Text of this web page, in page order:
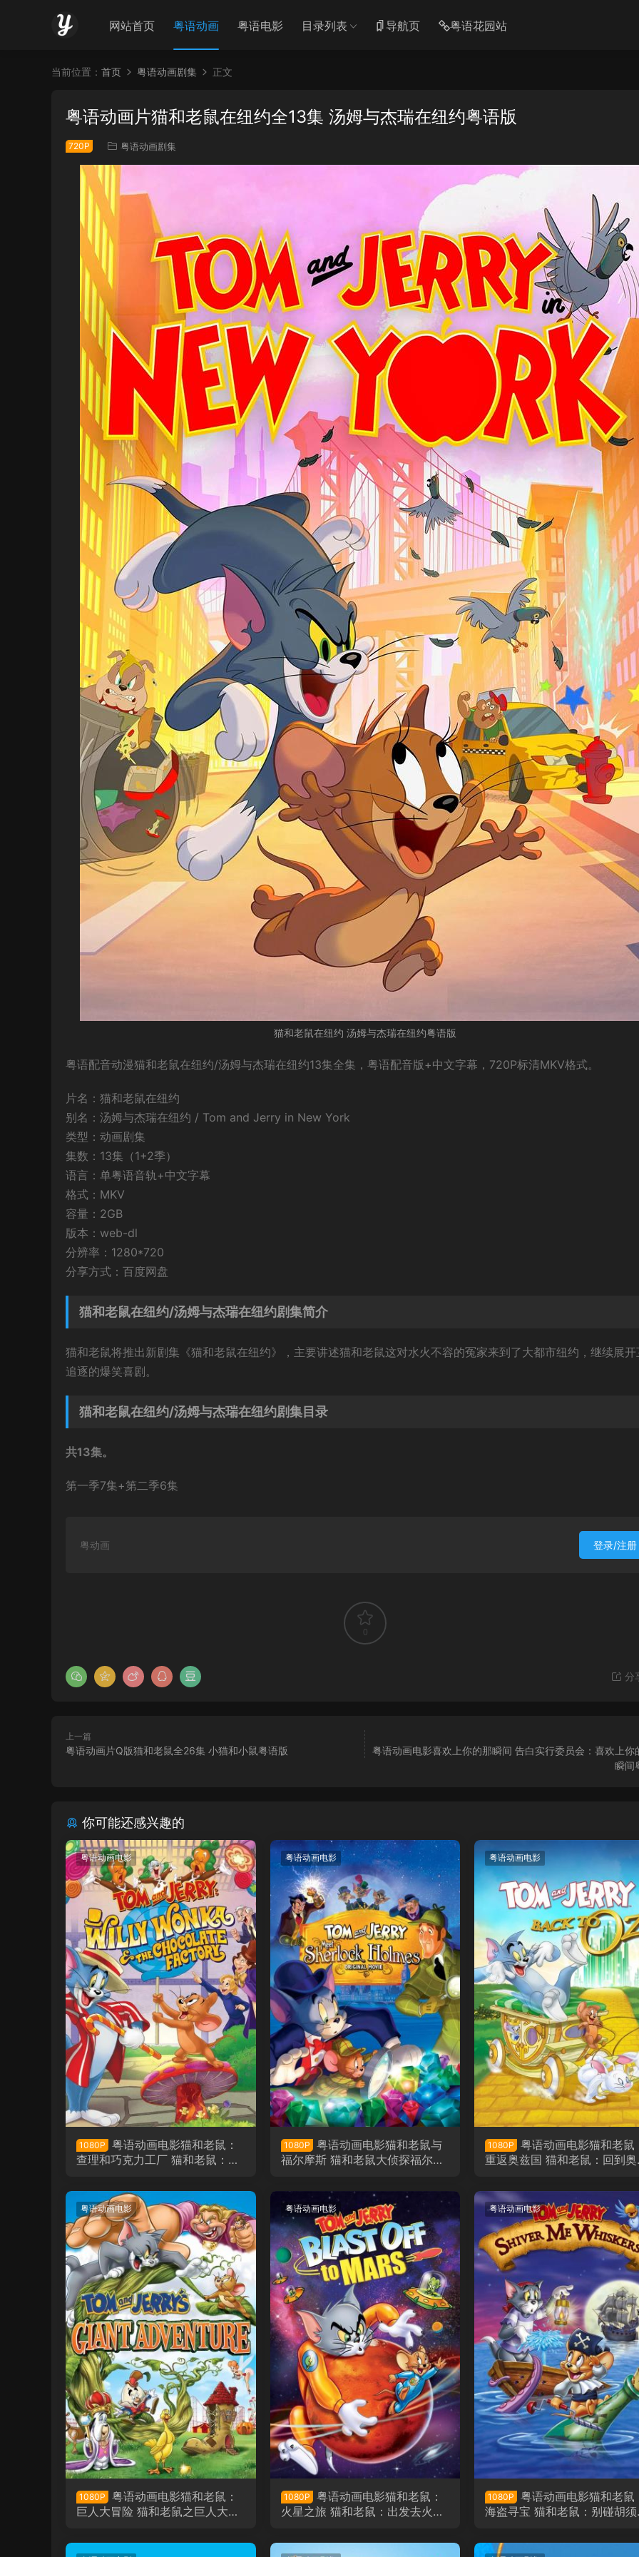
网站首页 粤语动画 粤语电影 目录列表 导航页 粤语花园站
当前位置： 首页 粤语动画剧集 正文
粤语动画片猫和老鼠在纽约全13集 汤姆与杰瑞在纽约粤语版
720P 粤语动画剧集
猫和老鼠在纽约 汤姆与杰瑞在纽约粤语版
粤语配音动漫猫和老鼠在纽约/汤姆与杰瑞在纽约13集全集，粤语配音版+中文字幕，720P标清MKV格式。
片名：猫和老鼠在纽约
别名：汤姆与杰瑞在纽约 / Tom and Jerry in New York
类型：动画剧集
集数：13集（1+2季）
语言：单粤语音轨+中文字幕
格式：MKV
容量：2GB
版本：web-dl
分辨率：1280*720
分享方式：百度网盘
猫和老鼠在纽约/汤姆与杰瑞在纽约剧集简介
猫和老鼠将推出新剧集《猫和老鼠在纽约》，主要讲述猫和老鼠这对水火不容的冤家来到了大都市纽约，继续展开
追逐的爆笑喜剧。
猫和老鼠在纽约/汤姆与杰瑞在纽约剧集目录
共13集。
第一季7集+第二季6集
粤动画 登录/注册
0
分
上一篇
粤语动画片Q版猫和老鼠全26集 小猫和小鼠粤语版
粤语动画电影喜欢上你的那瞬间 告白实行委员会：喜欢上你
瞬间
你可能还感兴趣的
粤语动画电影
1080P
粤语动画电影猫和老鼠：
查理和巧克力工厂 猫和老鼠：威
粤语动画电影
1080P
粤语动画电影猫和老鼠与
福尔摩斯 猫和老鼠大侦探福尔摩
粤语动画电影
1080P
粤语动画电影猫和老鼠
重返奥兹国 猫和老鼠：回到
粤语动画电影
1080P
粤语动画电影猫和老鼠：
巨人大冒险 猫和老鼠之巨人大冒
粤语动画电影
1080P
粤语动画电影猫和老鼠：
火星之旅 猫和老鼠：出发去火星
粤语动画电影
1080P
粤语动画电影猫和老鼠
海盗寻宝 猫和老鼠：别碰胡